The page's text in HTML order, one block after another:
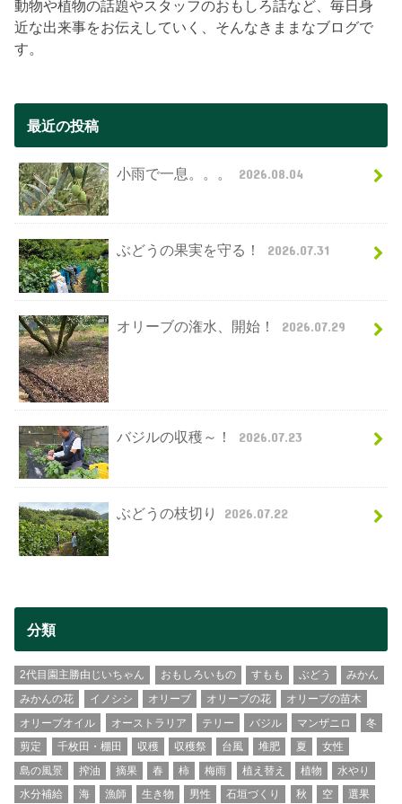
動物や植物の話題やスタッフのおもしろ話など、毎日身
近な出来事をお伝えしていく、そんなきままなブログで
す。
最近の投稿
小雨で一息。。。 2026.08.04
ぶどうの果実を守る！ 2026.07.31
オリーブの潅水、開始！ 2026.07.29
バジルの収穫～！ 2026.07.23
ぶどうの枝切り 2026.07.22
分類
2代目園主勝由じいちゃん おもしろいもの すもも ぶどう
みかん
みかんの花
イノシシ オリーブ オリーブの花
オリーブの苗木
オリーブオイル
オーストラリア テリー バジル マンザニロ
冬
剪定
千枚田・棚田 収穫 収穫祭 台風 堆肥 夏
女性
島の風景
搾油 摘果 春 柿 梅雨 植え替え 植物
水やり
水分補給
海 漁師 生き物 男性 石垣づくり 秋 空
選果